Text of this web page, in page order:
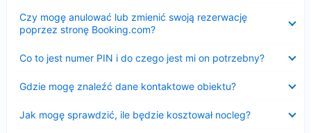
Czy mogę anulować lub zmienić swoją rezerwację
poprzez stronę Booking.com?
Co to jest numer PIN i do czego jest mi on potrzebny?
Gdzie mogę znaleźć dane kontaktowe obiektu?
Jak mogę sprawdzić, ile będzie kosztował nocleg?